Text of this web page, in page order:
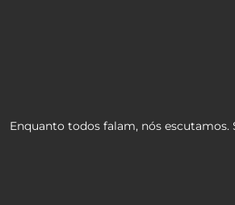
Enquanto todos falam, nós